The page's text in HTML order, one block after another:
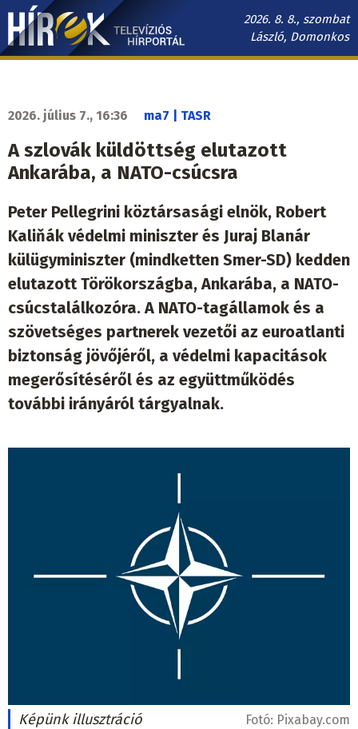
Ugrás
tartalomra
2026. 8. 8., szombat
László, Domonkos
Hírek.sk
navigáció
2026. július 7., 16:36 ma7 | TASR
A szlovák küldöttség elutazott
Ankarába, a NATO-csúcsra
Peter Pellegrini köztársasági elnök, Robert
Kaliňák védelmi miniszter és Juraj Blanár
külügyminiszter (mindketten Smer-SD) kedden
elutazott Törökországba, Ankarába, a NATO-
csúcstalálkozóra. A NATO-tagállamok és a
szövetséges partnerek vezetői az euroatlanti
biztonság jövőjéről, a védelmi kapacitások
megerősítéséről és az együttműködés
további irányáról tárgyalnak.
Képünk illusztráció Fotó: Pixabay.com